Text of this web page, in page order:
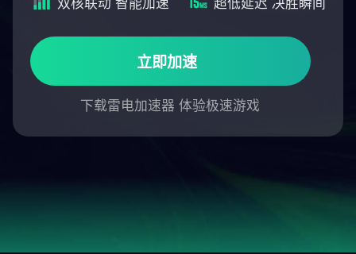
立即加速
下载雷电加速器 体验极速游戏
双核联动 智能加速 超低延迟 决胜瞬间